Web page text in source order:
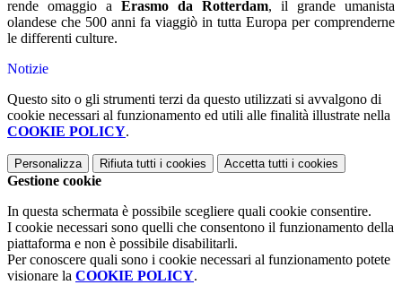
rende omaggio a Erasmo da Rotterdam, il grande umanista
olandese che 500 anni fa viaggiò in tutta Europa per comprenderne
le differenti culture.
Notizie
Questo sito o gli strumenti terzi da questo utilizzati si avvalgono di
cookie necessari al funzionamento ed utili alle finalità illustrate nella
COOKIE POLICY.
Personalizza Rifiuta tutti i cookies Accetta tutti i cookies
Gestione cookie
In questa schermata è possibile scegliere quali cookie consentire.
I cookie necessari sono quelli che consentono il funzionamento della
piattaforma e non è possibile disabilitarli.
Per conoscere quali sono i cookie necessari al funzionamento potete
visionare la COOKIE POLICY.